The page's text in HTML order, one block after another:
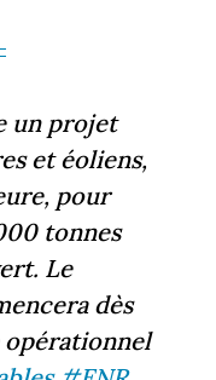
un projet
et éoliens,
pour
tonnes
Le
dès